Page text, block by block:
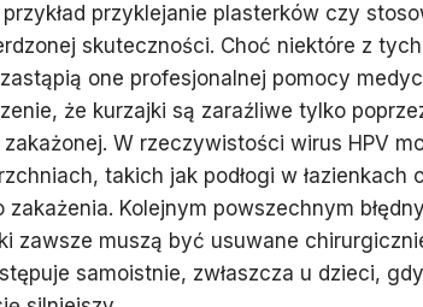
przyklejanie plasterków czy
skuteczności. Choć niektóre z
one profesjonalnej pomocy
że kurzajki są zaraźliwe tylko
zakażonej. W rzeczywistości wirus HPV
takich jak podłogi w łazienkach
zakażenia. Kolejnym powszechnym
zawsze muszą być usuwane
samoistnie, zwłaszcza u dzieci,